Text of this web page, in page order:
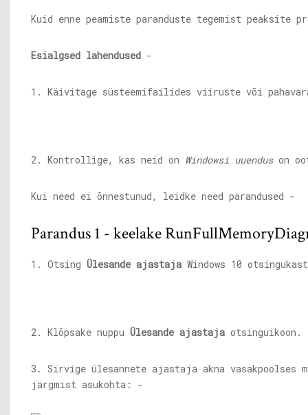
Kuid enne peamiste paranduste tegemist peaksite
Esialgsed lahendused -
1. Käivitage süsteemifailides viiruste või
2. Kontrollige, kas neid on Windowsi uuenduson
Kui need ei õnnestunud, leidke need parandused -
Parandus 1 - keelake
1. Otsing Ülesande ajastaja Windows 10
2. Klõpsake nuppu Ülesande ajastaja otsinguikoon.
3. Sirvige ülesannete ajastaja akna vasakpoolses
järgmist asukohta: -